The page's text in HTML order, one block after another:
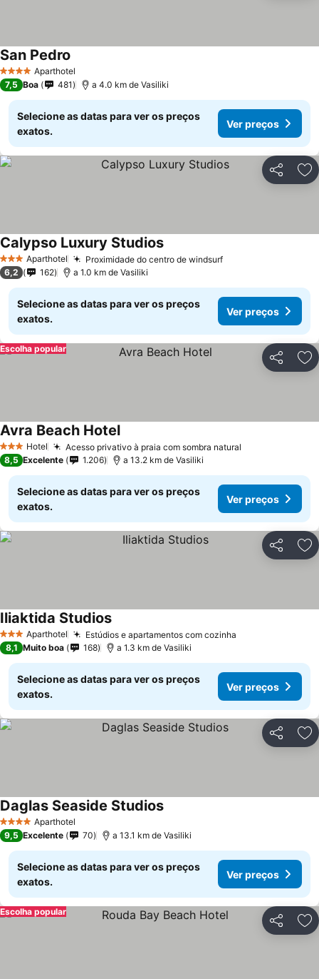
4 EstrelasAparthotel
San Pedro
7,5 Boa 481 a 4.0 km de Vasiliki
Selecione as datas para ver os preços
exatos.
Ver preços
Partilhar
3 EstrelasAparthotel Proximidade do centro de windsurf
Calypso Luxury Studios
6,2 162 a 1.0 km de Vasiliki
Selecione as datas para ver os preços
exatos.
Ver preços
Partilhar
Escolha popular
3 EstrelasHotel Acesso privativo à praia com sombra natural
Avra Beach Hotel
8,5 Excelente 1.206 a 13.2 km de Vasiliki
Selecione as datas para ver os preços
exatos.
Ver preços
Partilhar
3 EstrelasAparthotel Estúdios e apartamentos com cozinha
Iliaktida Studios
8,1 Muito boa 168 a 1.3 km de Vasiliki
Selecione as datas para ver os preços
exatos.
Ver preços
Partilhar
4 EstrelasAparthotel
Daglas Seaside Studios
9,5 Excelente 70 a 13.1 km de Vasiliki
Selecione as datas para ver os preços
exatos.
Ver preços
Partilhar
Escolha popular